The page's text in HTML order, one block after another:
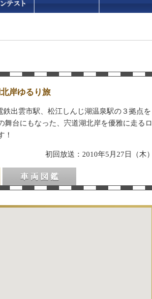
岸ゆるり旅
出雲市駅、松江しんじ湖温泉駅の３拠点を
台にもなった、宍道湖北岸を優雅に走るロ
！
初回放送：2010年5月27日（木）
車両図鑑